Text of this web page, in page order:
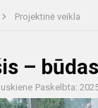
Projektinė veikla
–
Paskelbta: